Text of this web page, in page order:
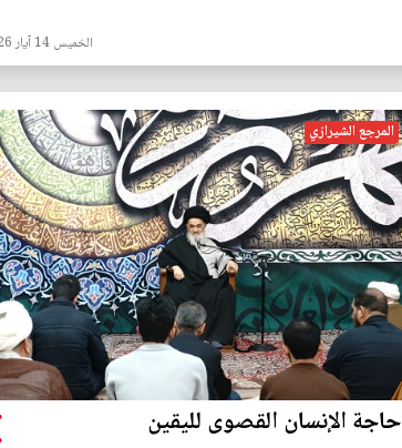
الخميس 14 آيار 2026
المرجع الشيرازي
حاجة الإنسان القصوى لليقين